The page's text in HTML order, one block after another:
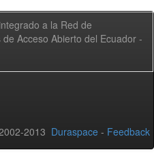
a la Red de
de Acceso Abierto del Ecuador -
2013 Duraspace - Feedback